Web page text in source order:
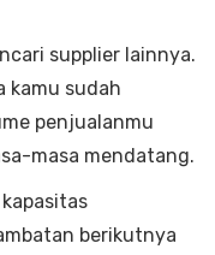
supplier lainnya.
kamu sudah
penjualanmu
masa mendatang.
berikutnya